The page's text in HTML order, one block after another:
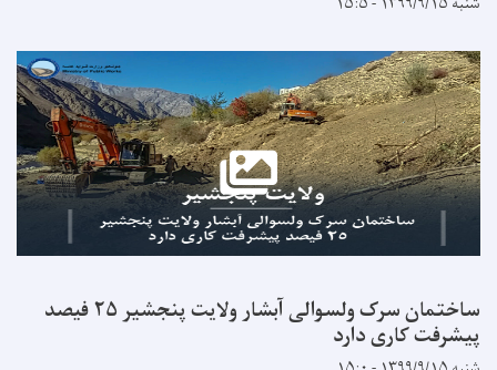
ساختمان سرک ولسوالی آبشار ولایت پنجشیر ۲۵ فیصد
دارد